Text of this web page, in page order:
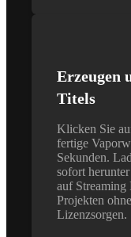
Erzeugen
Titels
Klicken Sie
fertige
Sekunden.
sofort
auf Streaming
Projekten
Lizenzsorgen.